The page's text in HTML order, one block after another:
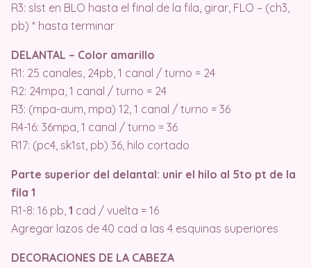
R3: slst en BLO hasta el final de la fila, girar, FLO – (ch3,
pb) * hasta terminar
DELANTAL – Color amarillo
R1: 25 canales, 24pb, 1 canal / turno = 24
R2: 24mpa, 1 canal / turno = 24
R3: (mpa-aum, mpa) 12, 1 canal / turno = 36
R4-16: 36mpa, 1 canal / turno = 36
R17: (pc4, sk1st, pb) 36, hilo cortado
Parte superior del delantal: unir el hilo al 5to pt de la
fila 1
R1-8: 16 pb, 1 cad / vuelta = 16
Agregar lazos de 40 cad a las 4 esquinas superiores
DECORACIONES DE LA CABEZA